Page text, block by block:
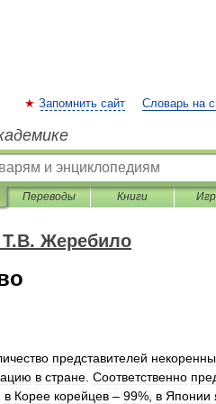
Запомнить сайт Словарь на
Переводы Книги
Т.В. Жеребило
представителей
в стране Соответственно
в Корее корейцев – 99%, в Японии